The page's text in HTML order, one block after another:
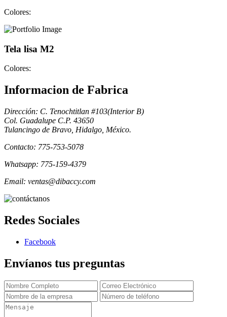
Colores:
Tela lisa M2
Colores:
Informacion de Fabrica
Dirección: C. Tenochtitlan #103(Interior B)
Col. Guadalupe C.P. 43650
Tulancingo de Bravo, Hidalgo, México.
Contacto: 775-753-5078
Whatsapp: 775-159-4379
Email: ventas@dibaccy.com
Redes Sociales
Facebook
Envíanos tus preguntas